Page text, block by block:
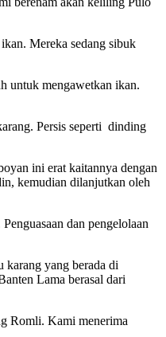
Mereka sedang sibuk
untuk mengawetkan ikan.
Persis seperti dinding
ini erat kaitannya dengan
kemudian dilanjutkan oleh
dan pengelolaan
karang yang berada di
Lama berasal dari
Romli. Kami menerima